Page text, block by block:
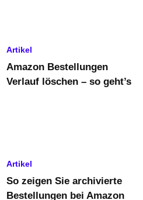
Artikel
Amazon Bestellungen
Verlauf löschen – so geht’s
Artikel
So zeigen Sie archivierte
Bestellungen bei Amazon